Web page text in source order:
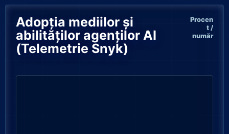
Adopția mediilor și
abilităților agenților AI
(Telemetrie Snyk)
Procen
t /
număr